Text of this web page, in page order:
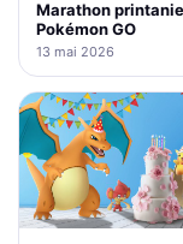
Marathon
Pokémon GO
13 mai 2026